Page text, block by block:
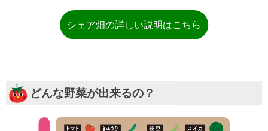
シェア畑の詳しい説明はこちら
どんな野菜が出来るの？